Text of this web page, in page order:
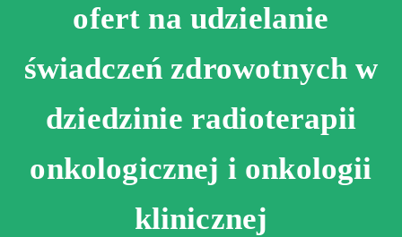
ofert na udzielanie
świadczeń zdrowotnych w
dziedzinie radioterapii
onkologicznej i onkologii
klinicznej